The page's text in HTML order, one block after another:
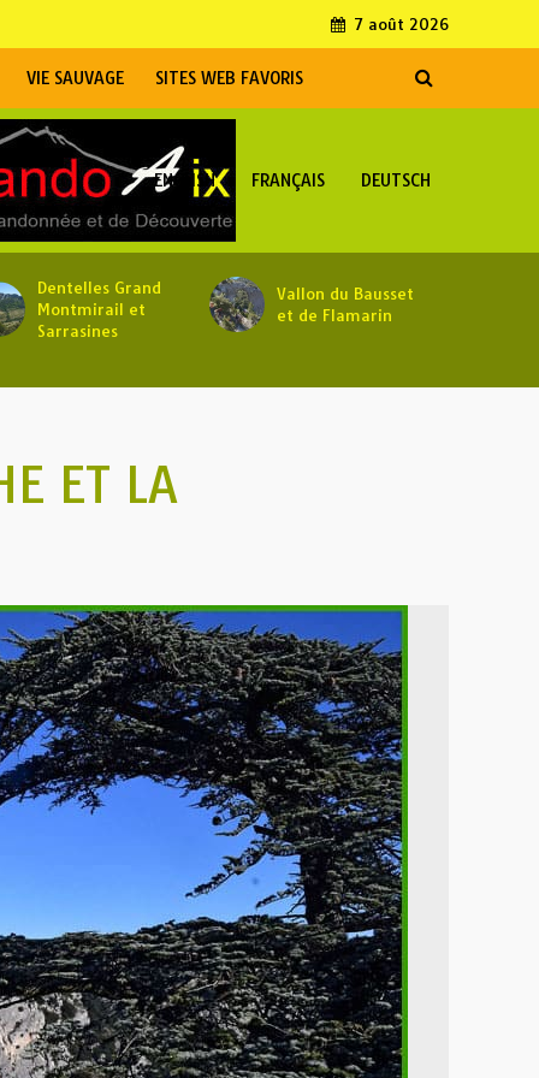
7 août 2026
VIE SAUVAGE SITES WEB FAVORIS
ENGLISH FRANÇAIS DEUTSCH
Dentelles Grand
Montmirail et
Sarrasines
Vallon du Bausset
et de Flamarin
ET LA